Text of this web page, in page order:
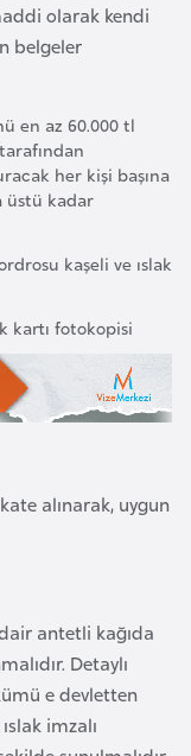
olarak kendi
belgeler
en az 60.000 tl
her kişi başına
üstü kadar
kaşeli ve ıslak
kartı fotokopisi
alınarak, uygun
antetli kağıda
Detaylı
e devletten
imzalı